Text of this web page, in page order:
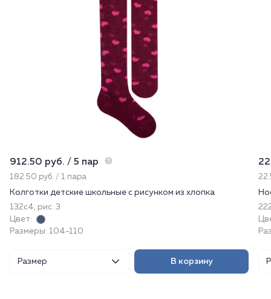
912.50 руб. / 5 пар
182.50 руб. / 1 пара
Колготки детские школьные с рисунком из хлопка
132с4, рис. 3
Цвет:
Размеры: 104-110
Размер В корзину